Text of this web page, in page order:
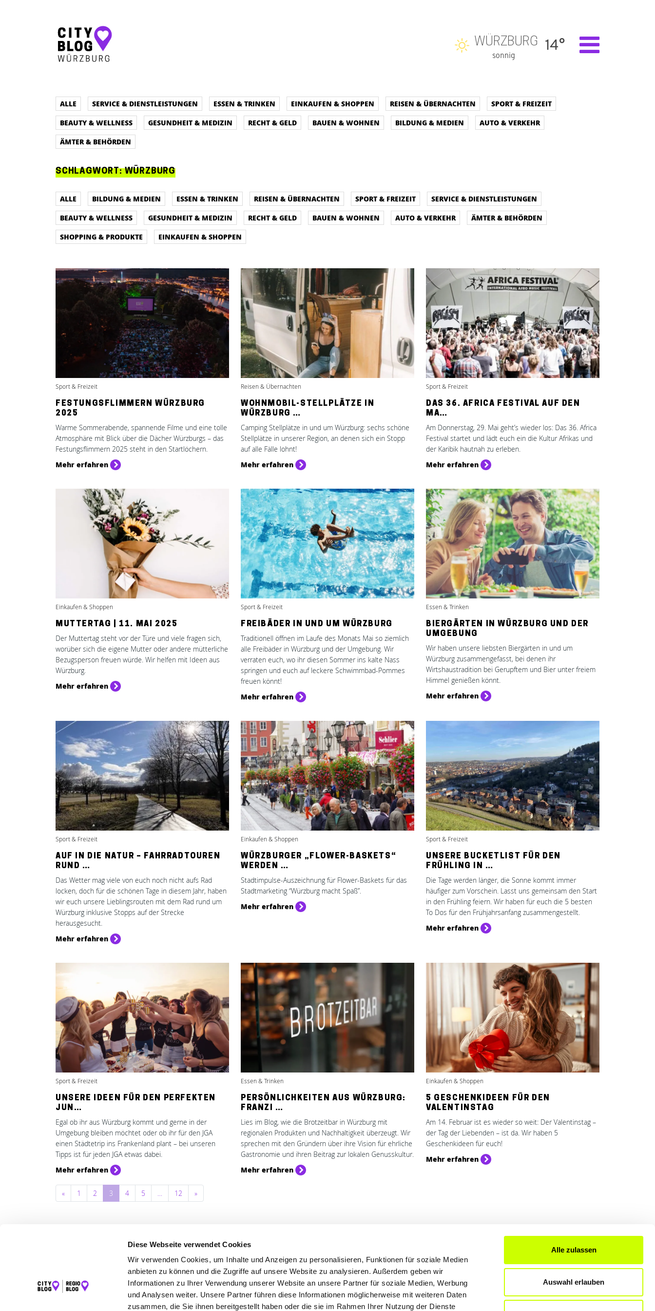
Diese Webseite verwendet Cookies
Wir verwenden Cookies, um Inhalte und Anzeigen zu personalisieren, Funktionen für soziale Medien
anbieten zu können und die Zugriffe auf unsere Website zu analysieren. Außerdem geben wir
Informationen zu Ihrer Verwendung unserer Website an unsere Partner für soziale Medien, Werbung
und Analysen weiter. Unsere Partner führen diese Informationen möglicherweise mit weiteren Daten
zusammen, die Sie ihnen bereitgestellt haben oder die sie im Rahmen Ihrer Nutzung der Dienste
Alle zulassen
Auswahl erlauben
Hauptnavigation
WÜRZBURG
sonnig
14°
ALLE SERVICE & DIENSTLEISTUNGEN ESSEN & TRINKEN EINKAUFEN & SHOPPEN REISEN & ÜBERNACHTEN
SPORT & FREIZEIT
BEAUTY & WELLNESS
GESUNDHEIT & MEDIZIN RECHT & GELD BAUEN & WOHNEN BILDUNG & MEDIEN
AUTO & VERKEHR
ÄMTER & BEHÖRDEN
SCHLAGWORT:WÜRZBURG
ALLE BILDUNG & MEDIEN ESSEN & TRINKEN REISEN & ÜBERNACHTEN SPORT & FREIZEIT
SERVICE & DIENSTLEISTUNGEN
BEAUTY & WELLNESS
GESUNDHEIT & MEDIZIN RECHT & GELD BAUEN & WOHNEN AUTO & VERKEHR
ÄMTER & BEHÖRDEN
SHOPPING & PRODUKTE
EINKAUFEN & SHOPPEN
Sport & Freizeit
FESTUNGSFLIMMERN WÜRZBURG
2025
Warme Sommerabende, spannende Filme und eine tolle
Atmosphäre mit Blick über die Dächer Würzburgs – das
Festungsflimmern 2025 steht in den Startlöchern.
Mehr erfahren
Reisen & Übernachten
WOHNMOBIL-STELLPLÄTZE IN
WÜRZBURG …
Camping Stellplätze in und um Würzburg: sechs schöne
Stellplätze in unserer Region, an denen sich ein Stopp
auf alle Fälle lohnt!
Mehr erfahren
Sport & Freizeit
DAS 36. AFRICA FESTIVAL AUF DEN
MA…
Am Donnerstag, 29. Mai geht’s wieder los: Das 36. Africa
Festival startet und lädt euch ein die Kultur Afrikas und
der Karibik hautnah zu erleben.
Mehr erfahren
Einkaufen & Shoppen
MUTTERTAG | 11. MAI 2025
Der Muttertag steht vor der Türe und viele fragen sich,
worüber sich die eigene Mutter oder andere mütterliche
Bezugsperson freuen würde. Wir helfen mit Ideen aus
Würzburg.
Mehr erfahren
Sport & Freizeit
FREIBÄDER IN UND UM WÜRZBURG
Traditionell öffnen im Laufe des Monats Mai so ziemlich
alle Freibäder in Würzburg und der Umgebung. Wir
verraten euch, wo ihr diesen Sommer ins kalte Nass
springen und euch auf leckere Schwimmbad-Pommes
freuen könnt!
Mehr erfahren
Essen & Trinken
BIERGÄRTEN IN WÜRZBURG UND DER
UMGEBUNG
Wir haben unsere liebsten Biergärten in und um
Würzburg zusammengefasst, bei denen ihr
Wirtshaustradition bei Gerupftem und Bier unter freiem
Himmel genießen könnt.
Mehr erfahren
Sport & Freizeit
AUF IN DIE NATUR – FAHRRADTOUREN
RUND …
Das Wetter mag viele von euch noch nicht aufs Rad
locken, doch für die schönen Tage in diesem Jahr, haben
wir euch unsere Lieblingsrouten mit dem Rad rund um
Würzburg inklusive Stopps auf der Strecke
herausgesucht.
Mehr erfahren
Einkaufen & Shoppen
WÜRZBURGER „FLOWER-BASKETS“
WERDEN …
Stadtimpulse-Auszeichnung für Flower-Baskets für das
Stadtmarketing “Würzburg macht Spaß”.
Mehr erfahren
Sport & Freizeit
UNSERE BUCKETLIST FÜR DEN
FRÜHLING IN …
Die Tage werden länger, die Sonne kommt immer
häufiger zum Vorschein. Lasst uns gemeinsam den Start
in den Frühling feiern. Wir haben für euch die 5 besten
To Dos für den Frühjahrsanfang zusammengestellt.
Mehr erfahren
Sport & Freizeit
UNSERE IDEEN FÜR DEN PERFEKTEN
JUN…
Egal ob ihr aus Würzburg kommt und gerne in der
Umgebung bleiben möchtet oder ob ihr für den JGA
einen Städtetrip ins Frankenland plant – bei unseren
Tipps ist für jeden JGA etwas dabei.
Mehr erfahren
Essen & Trinken
PERSÖNLICHKEITEN AUS WÜRZBURG:
FRANZI …
Lies im Blog, wie die Brotzeitbar in Würzburg mit
regionalen Produkten und Nachhaltigkeit überzeugt. Wir
sprechen mit den Gründern über ihre Vision für ehrliche
Gastronomie und ihren Beitrag zur lokalen Genusskultur.
Mehr erfahren
Einkaufen & Shoppen
5 GESCHENKIDEEN FÜR DEN
VALENTINSTAG
Am 14. Februar ist es wieder so weit: Der Valentinstag –
der Tag der Liebenden – ist da. Wir haben 5
Geschenkideen für euch!
Mehr erfahren
Beitragsnavigation
« 1 2 3 4 5 … 12 »
Kontakt
Instagram
Facebook
WhatsApp
0800 0057425
FÜR UNTERNEHMER
Produkte & Lösungen
Werben auf dem Blog